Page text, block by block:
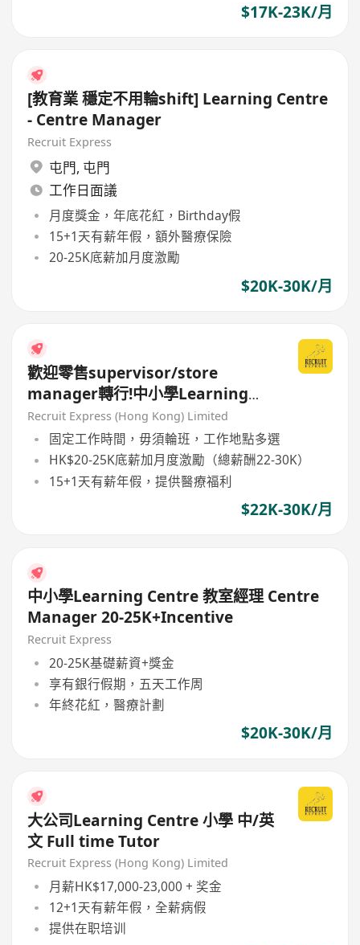
$17K-23K/月
[教育業 穩定不用輪shift] Learning Centre
- Centre Manager
Recruit Express
屯門, 屯門
工作日面議
月度獎金，年底花紅，Birthday假
15+1天有薪年假，額外醫療保險
20-25K底薪加月度激勵
$20K-30K/月
歡迎零售supervisor/store
manager轉行!中小學Learning
Centre請Centre Manager
Recruit Express (Hong Kong) Limited
固定工作時間，毋須輪班，工作地點多選
HK$20-25K底薪加月度激勵（總薪酬22-30K）
15+1天有薪年假，提供醫療福利
$22K-30K/月
中小學Learning Centre 教室經理 Centre
Manager 20-25K+Incentive
Recruit Express
20-25K基礎薪資+獎金
享有銀行假期，五天工作周
年終花紅，醫療計劃
$20K-30K/月
大公司Learning Centre 小學 中/英
文 Full time Tutor
Recruit Express (Hong Kong) Limited
月薪HK$17,000-23,000 + 奖金
12+1天有薪年假，全薪病假
提供在职培训